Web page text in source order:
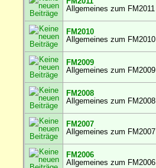
Allgemeines zum FM2011
FM2010
Allgemeines zum FM2010
FM2009
Allgemeines zum FM2009
FM2008
Allgemeines zum FM2008
FM2007
Allgemeines zum FM2007
FM2006
Allgemeines zum FM2006